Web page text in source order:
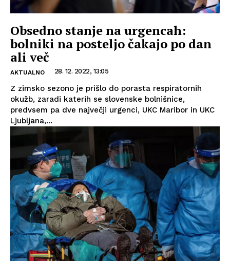
Obsedno stanje na urgencah:
bolniki na posteljo čakajo po dan
ali več
AKTUALNO 28. 12. 2022, 13:05
Z zimsko sezono je prišlo do porasta respiratornih
okužb, zaradi katerih se slovenske bolnišnice,
predvsem pa dve največji urgenci, UKC Maribor in UKC
Ljubljana,...